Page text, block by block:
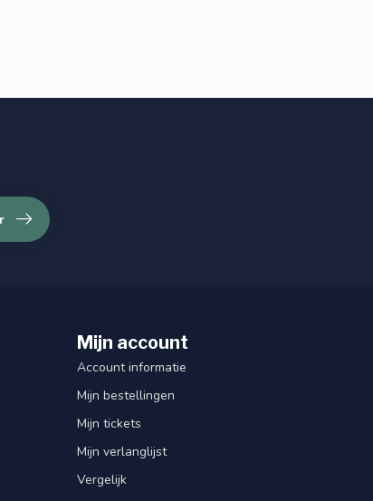
Mijn account
Account informatie
Mijn bestellingen
Mijn tickets
Mijn verlanglijst
Vergelijk